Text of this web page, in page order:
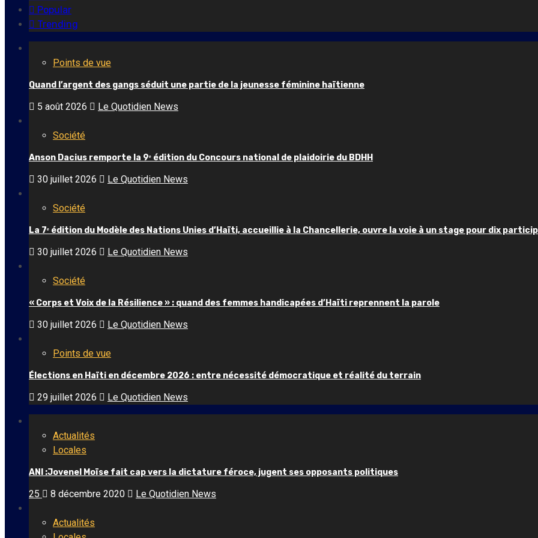
Popular
Trending
Points de vue
Quand l’argent des gangs séduit une partie de la jeunesse féminine haïtienne
5 août 2026 Le Quotidien News
Société
Anson Dacius remporte la 9ᵉ édition du Concours national de plaidoirie du BDHH
30 juillet 2026 Le Quotidien News
Société
La 7ᵉ édition du Modèle des Nations Unies d’Haïti, accueillie à la Chancellerie, ouvre la voie à un stage pour dix
30 juillet 2026 Le Quotidien News
Société
« Corps et Voix de la Résilience » : quand des femmes handicapées d’Haïti reprennent la parole
30 juillet 2026 Le Quotidien News
Points de vue
Élections en Haïti en décembre 2026 : entre nécessité démocratique et réalité du terrain
29 juillet 2026 Le Quotidien News
Actualités
Locales
ANI :Jovenel Moïse fait cap vers la dictature féroce, jugent ses opposants politiques
25 8 décembre 2020 Le Quotidien News
Actualités